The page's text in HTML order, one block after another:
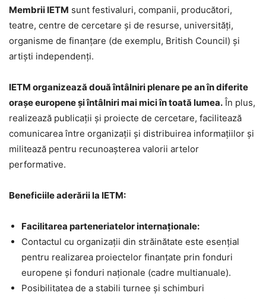
Membrii IETM sunt festivaluri, companii, producători,
teatre, centre de cercetare și de resurse, universități,
organisme de finanțare (de exemplu, British Council) și
artiști independenți.
IETM organizează două întâlniri plenare pe an în diferite
orașe europene și întâlniri mai mici în toată lumea. În plus,
realizează publicații și proiecte de cercetare, facilitează
comunicarea între organizații și distribuirea informațiilor și
militează pentru recunoașterea valorii artelor
performative.
Beneficiile aderării la IETM:
Facilitarea parteneriatelor internaționale:
Contactul cu organizații din străinătate este esențial
pentru realizarea proiectelor finanțate prin fonduri
europene și fonduri naționale (cadre multianuale).
Posibilitatea de a stabili turnee și schimburi